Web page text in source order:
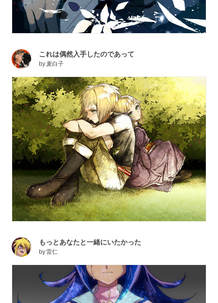
これは偶然入手したのであって
by 麦白子
もっとあなたと一緒にいたかった
by雷仁